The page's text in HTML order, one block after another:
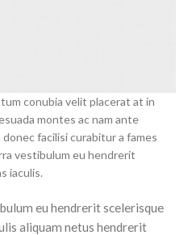
conubia velit placerat at in
montes ac nam ante
facilisi curabitur a fames
vestibulum eu hendrerit
iaculis.
eu hendrerit scelerisque
aliquam netus hendrerit